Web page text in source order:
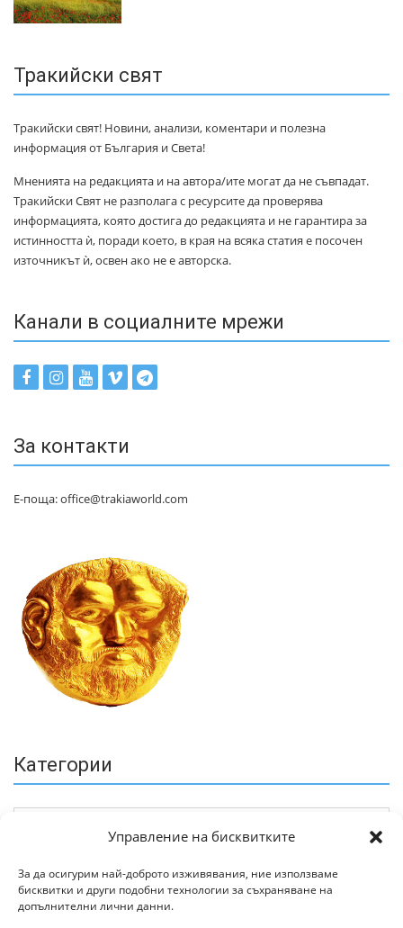
Управление на бисквитките
За да осигурим най-доброто изживявания, ние използваме
бисквитки и други подобни технологии за съхраняване на
допълнителни лични данни.
Тракийски свят
Тракийски свят! Новини, анализи, коментари и полезна
информация от България и Света!
Мненията на редакцията и на автора/ите могат да не съвпадат.
Тракийски Свят не разполага с ресурсите да проверява
информацията, която достига до редакцията и не гарантира за
истинността ѝ, поради което, в края на всяка статия е посочен
източникът ѝ, освен ако не е авторска.
Канали в социалните мрежи
За контакти
Е-поща: office@trakiaworld.com
Категории
Архив